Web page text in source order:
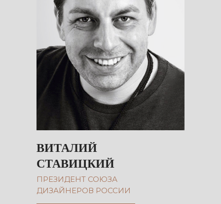
ВИТАЛИЙ
СТАВИЦКИЙ
ПРЕЗИДЕНТ СОЮЗА
ДИЗАЙНЕРОВ РОССИИ